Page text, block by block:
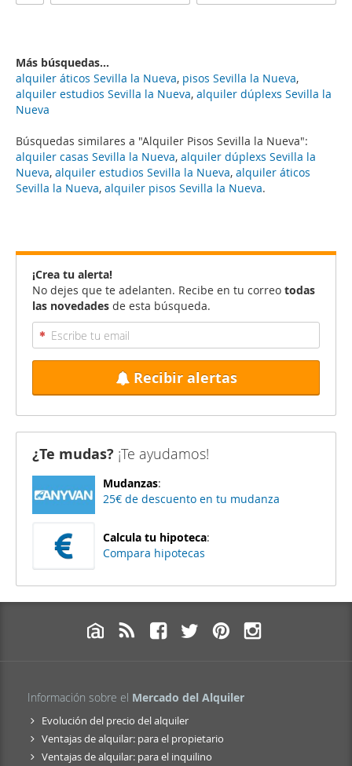
Búsquedas similares a "Alquiler Pisos Sevilla la Nueva":
alquiler casas Sevilla la Nueva, alquiler dúplexs Sevilla la
Nueva, alquiler estudios Sevilla la Nueva, alquiler áticos
Sevilla la Nueva, alquiler pisos Sevilla la Nueva.
Más búsquedas...
alquiler áticos Sevilla la Nueva, pisos Sevilla la Nueva,
alquiler estudios Sevilla la Nueva, alquiler dúplexs Sevilla la
Nueva
¡Crea tu alerta!
No dejes que te adelanten. Recibe en tu correo todas
las novedades de esta búsqueda.
Recibir alertas
¿Te mudas? ¡Te ayudamos!
Mudanzas:
25€ de descuento en tu mudanza
Calcula tu hipoteca:
Compara hipotecas
Información sobre el Mercado del Alquiler
Evolución del precio del alquiler
Ventajas de alquilar: para el propietario
Ventajas de alquilar: para el inquilino